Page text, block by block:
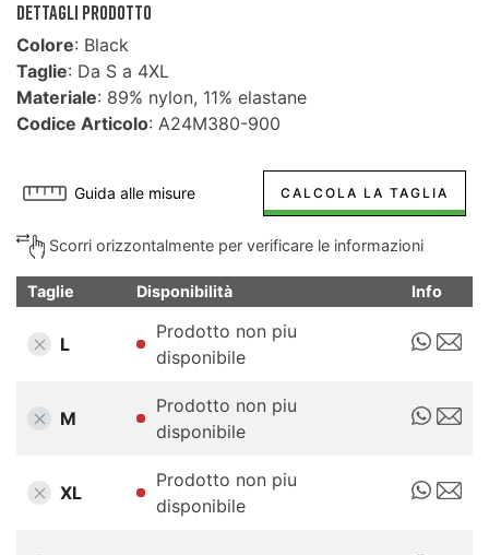
DETTAGLI PRODOTTO
Colore: Black
Taglie: Da S a 4XL
Materiale: 89% nylon, 11% elastane
Codice Articolo: A24M380-900
Guida alle misure CALCOLA LA TAGLIA
Scorri orizzontalmente per verificare le informazioni
Taglie Disponibilità Info
L
Prodotto non piu
disponibile
M
Prodotto non piu
disponibile
XL
Prodotto non piu
disponibile